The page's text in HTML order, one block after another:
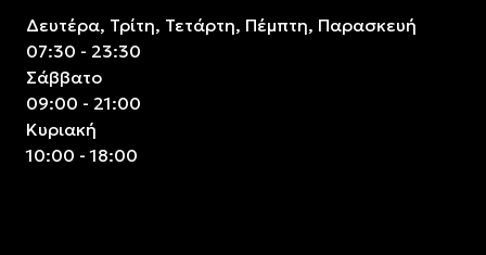
Δευτέρα, Τρίτη, Τετάρτη, Πέμπτη, Παρασκευή
07:30 - 23:30
Σάββατο
09:00 - 21:00
Κυριακή
10:00 - 18:00